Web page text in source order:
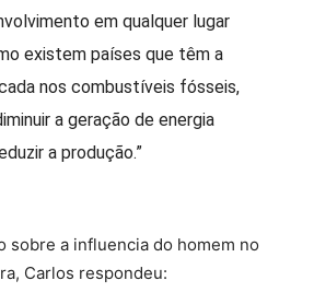
em qualquer lugar
existem países que têm a
nos combustíveis fósseis,
a geração de energia
a produção.”
sobre a influencia do homem no
Carlos respondeu: